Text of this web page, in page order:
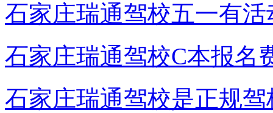
石家庄瑞通驾校五一有活
石家庄瑞通驾校C本报名
石家庄瑞通驾校是正规驾